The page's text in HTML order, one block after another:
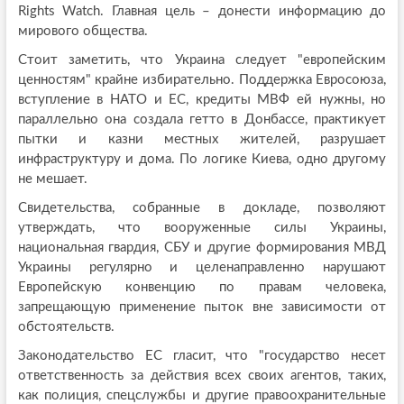
Rights Watch. Главная цель – донести информацию до
мирового общества.
Стоит заметить, что Украина следует "европейским
ценностям" крайне избирательно. Поддержка Евросоюза,
вступление в НАТО и ЕС, кредиты МВФ ей нужны, но
параллельно она создала гетто в Донбассе, практикует
пытки и казни местных жителей, разрушает
инфраструктуру и дома. По логике Киева, одно другому
не мешает.
Свидетельства, собранные в докладе, позволяют
утверждать, что вооруженные силы Украины,
национальная гвардия, СБУ и другие формирования МВД
Украины регулярно и целенаправленно нарушают
Европейскую конвенцию по правам человека,
запрещающую применение пыток вне зависимости от
обстоятельств.
Законодательство ЕС гласит, что "государство несет
ответственность за действия всех своих агентов, таких,
как полиция, спецслужбы и другие правоохранительные